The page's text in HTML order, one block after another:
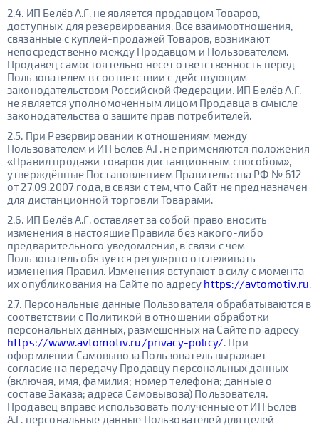
2.4. ИП Белёв А.Г. не является продавцом Товаров,
доступных для резервирования. Все взаимоотношения,
связанные с куплей-продажей Товаров, возникают
непосредственно между Продавцом и Пользователем.
Продавец самостоятельно несет ответственность перед
Пользователем в соответствии с действующим
законодательством Российской Федерации. ИП Белёв А.Г.
не является уполномоченным лицом Продавца в смысле
законодательства о защите прав потребителей.
2.5. При Резервировании к отношениям между
Пользователем и ИП Белёв А.Г. не применяются положения
«Правил продажи товаров дистанционным способом»,
утверждённые Постановлением Правительства РФ № 612
от 27.09.2007 года, в связи с тем, что Сайт не предназначен
для дистанционной торговли Товарами.
2.6. ИП Белёв А.Г. оставляет за собой право вносить
изменения в настоящие Правила без какого-либо
предварительного уведомления, в связи с чем
Пользователь обязуется регулярно отслеживать
изменения Правил. Изменения вступают в силу с момента
их опубликования на Сайте по адресу https://avtomotiv.ru.
2.7. Персональные данные Пользователя обрабатываются в
соответствии с Политикой в отношении обработки
персональных данных, размещенных на Сайте по адресу
https://www.avtomotiv.ru/privacy-policy/. При
оформлении Самовывоза Пользователь выражает
согласие на передачу Продавцу персональных данных
(включая, имя, фамилия; номер телефона; данные о
составе Заказа; адреса Самовывоза) Пользователя.
Продавец вправе использовать полученные от ИП Белёв
А.Г. персональные данные Пользователей для целей